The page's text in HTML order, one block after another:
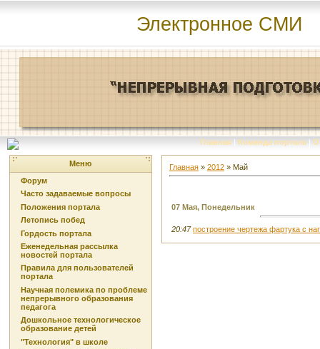
Электронное СМИ
Главная | Команда портала | О
Меню
Форум
Часто задаваемые вопросы
Положения портала
Летопись побед
Гордость портала
Еженедельная рассылка
новостей портала
Правила для пользователей
портала
Научная полемика по проблеме
непрерывного образования
педагога
Дошкольное технологическое
образование детей
"Технология" в школе
Главная » 2012 » Май
07 Мая, Понедельник
20:47 построение чертежа фартука с